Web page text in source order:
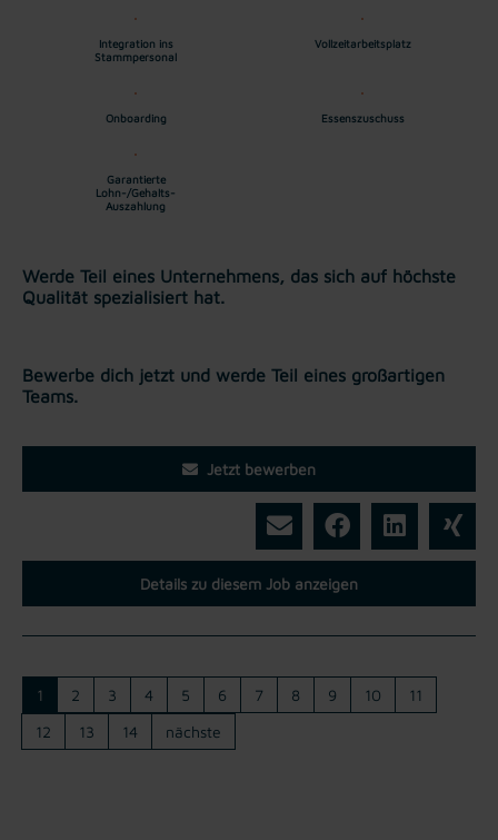
Integration ins
Stammpersonal
Vollzeitarbeitsplatz
Onboarding Essenszuschuss
Garantierte
Lohn-/Gehalts-
Auszahlung
Werde Teil eines Unternehmens, das sich auf höchste
Qualität spezialisiert hat.
Bewerbe dich jetzt und werde Teil eines großartigen
Teams.
Jetzt bewerben
Details zu diesem Job anzeigen
1 2 3 4 5 6 7 8 9 10
11
12
13 14 nächste